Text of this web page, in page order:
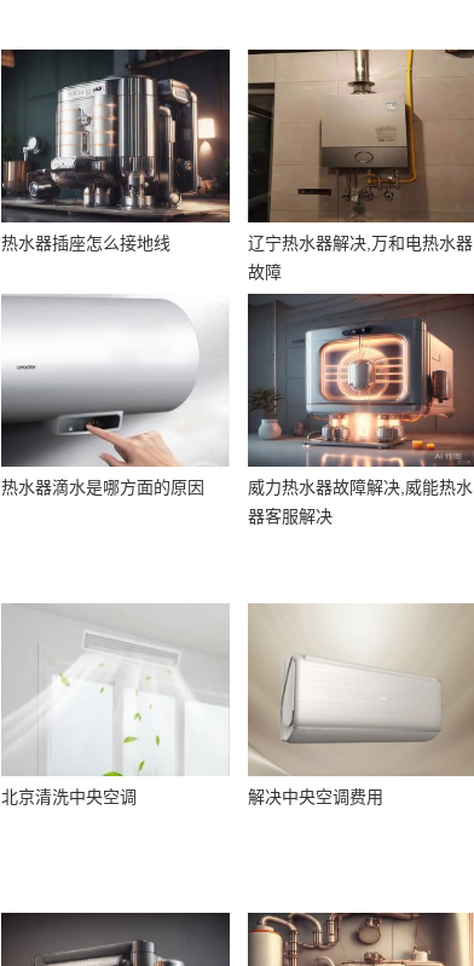
热水器插座怎么接地线
辽宁热水器解决,万和电热水器
故障
热水器滴水是哪方面的原因
威力热水器故障解决,威能热水
器客服解决
北京清洗中央空调 解决中央空调费用